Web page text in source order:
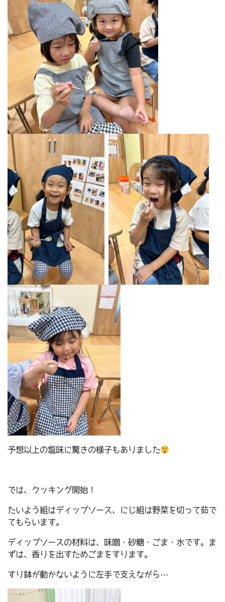
予想以上の塩味に驚きの様子もありました
では、クッキング開始！
たいよう組はディップソース、にじ組は野菜を切って茹で
てもらいます。
ディップソースの材料は、味噌・砂糖・ごま・水です。ま
ずは、香りを出すためごまをすります。
すり鉢が動かないように左手で支えながら…